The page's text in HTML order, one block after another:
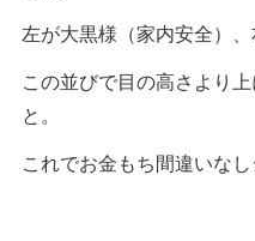
左が大黒様（家内安全）、
この並びで目の高さより
と。
これでお金もち間違いなし